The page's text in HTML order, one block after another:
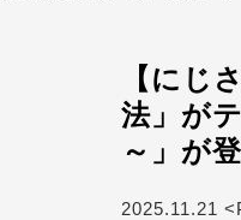
【にじ
法」が
～」が
2025.11.21